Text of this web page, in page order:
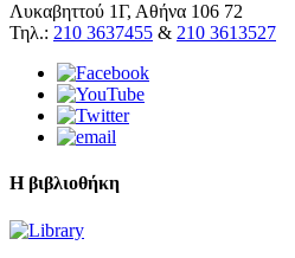
Λυκαβηττού 1Γ, Αθήνα 106 72
Τηλ.: 210 3637455 & 210 3613527
Η βιβλιοθήκη